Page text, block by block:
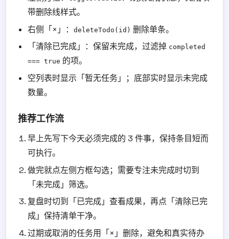
带删除线样式。
右侧「×」：
deleteTodo(id) 删除单条。
「清除已完成」：保留未完成，过滤掉 completed
=== true 的项。
空列表时显示「暂无任务」；底部实时显示未完成
数量。
推荐工作流
早上先写下今天必须完成的 3 件事，保持条目短而
可执行。
做完就点左侧方框勾选；需要专注未完成时切到
「未完成」筛选。
复盘时切到「已完成」查看成果，再点「清除已完
成」保持清单干净。
过期或取消的任务用「×」删除，避免和真实待办